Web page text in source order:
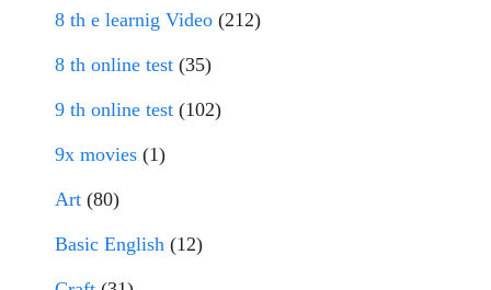
8 th e learnig Video (212)
8 th online test (35)
9 th online test (102)
9x movies (1)
Art (80)
Basic English (12)